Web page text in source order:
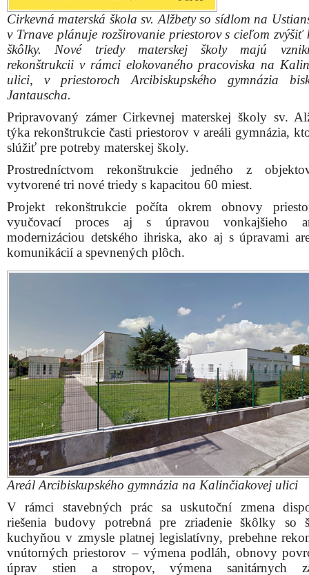
Cirkevná materská škola sv. Alžbety so sídlom na
v Trnave plánuje rozširovanie priestorov s cieľom zvýšiť
škôlky. Nové triedy materskej školy majú
rekonštrukcii v rámci elokovaného pracoviska na
ulici, v priestoroch Arcibiskupského gymnázia
Jantauscha.
Pripravovaný zámer Cirkevnej materskej školy sv.
týka rekonštrukcie časti priestorov v areáli gymnázia,
slúžiť pre potreby materskej školy.
Prostredníctvom rekonštrukcie jedného z
vytvorené tri nové triedy s kapacitou 60 miest.
Projekt rekonštrukcie počíta okrem obnovy
vyučovací proces aj s úpravou vonkajšieho
modernizáciou detského ihriska, ako aj s úpravami
komunikácií a spevnených plôch.
Areál Arcibiskupského gymnázia na Kalinčiakovej ulici
V rámci stavebných prác sa uskutoční zmena
riešenia budovy potrebná pre zriadenie škôlky so
kuchyňou v zmysle platnej legislatívny, prebehne
vnútorných priestorov – výmena podláh, obnovy
úprav stien a stropov, výmena sanitárnych